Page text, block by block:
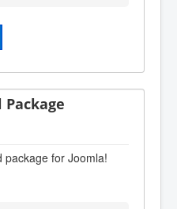
Package
package for Joomla!